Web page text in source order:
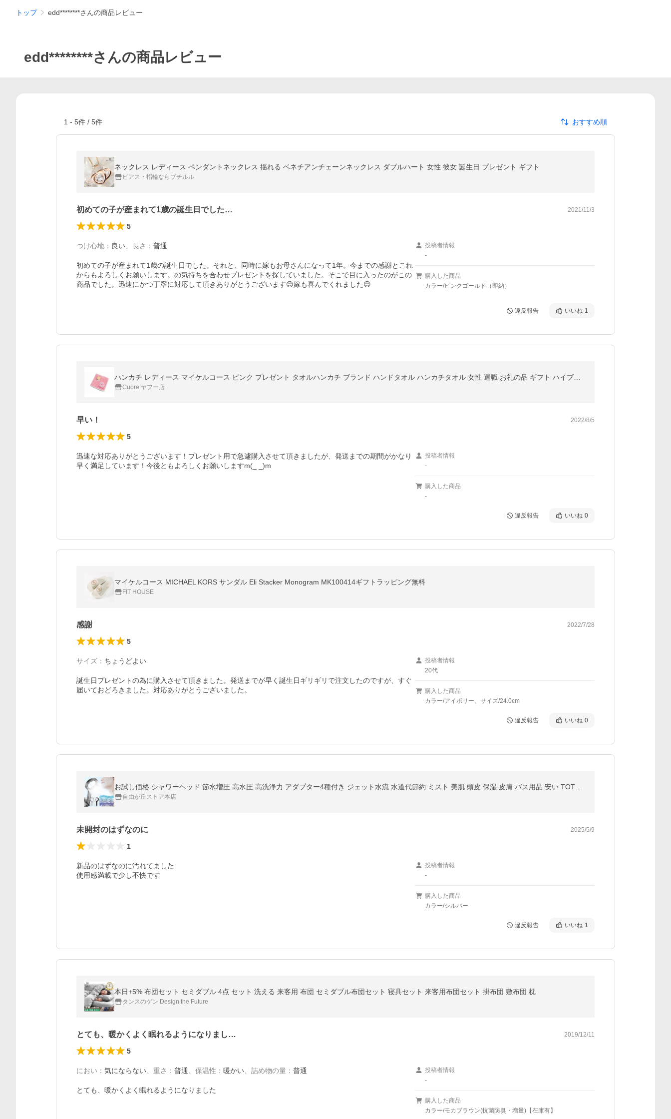
トップ edd********さんの商品レビュー
edd********さんの商品レビュー
1 - 5件 / 5件 おすすめ順
ネックレス レディース ペンダントネックレス 揺れる ベネチアンチェーンネックレス ダブルハート 女性 彼女 誕生日 プレゼント ギフト
ピアス・指輪ならプチルル
初めての子が産まれて1歳の誕生日でした… 2021/11/3
5
つけ心地 ： 良い 長さ ： 普通
初めての子が産まれて1歳の誕生日でした。それと、同時に嫁もお母さんになって1年。今までの感謝とこれ
からもよろしくお願いします。の気持ちを合わせプレゼントを探していました。そこで目に入ったのがこの
商品でした。迅速にかつ丁寧に対応して頂きありがとうございます😊嫁も喜んでくれました😊
投稿者情報
-
購入した商品
カラー/ピンクゴールド（即納）
違反報告 いいね 1
Cuore ヤフー店
早い！ 2022/8/5
5
迅速な対応ありがとうございます！プレゼント用で急遽購入させて頂きましたが、発送までの期間がかなり
早く満足しています！今後ともよろしくお願いしますm(_ _)m
投稿者情報
-
購入した商品
-
違反報告 いいね 0
マイケルコース MICHAEL KORS サンダル Eli Stacker Monogram MK100414ギフトラッピング無料
FIT HOUSE
感謝 2022/7/28
5
サイズ ： ちょうどよい
誕生日プレゼントの為に購入させて頂きました。発送までが早く誕生日ギリギリで注文したのですが、すぐ
届いておどろきました。対応ありがとうございました。
投稿者情報
20代
購入した商品
カラー/アイボリー、サイズ/24.0cm
違反報告 いいね 0
自由が丘ストア本店
未開封のはずなのに 2025/5/9
1
新品のはずなのに汚れてました
使用感満載で少し不快です
投稿者情報
-
購入した商品
カラー/シルバー
違反報告 いいね 1
本日+5% 布団セット セミダブル 4点 セット 洗える 来客用 布団 セミダブル布団セット 寝具セット 来客用布団セット 掛布団 敷布団 枕
タンスのゲン Design the Future
とても、暖かくよく眠れるようになりまし… 2019/12/11
5
におい ： 気にならない 重さ ： 普通 保温性 ： 暖かい 詰め物の量 ： 普通
とても、暖かくよく眠れるようになりました
投稿者情報
-
購入した商品
カラー/モカブラウン(抗菌防臭・増量)【在庫有】